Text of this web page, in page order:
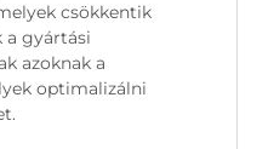
csökkentik
a gyártási
azoknak a
optimalizálni